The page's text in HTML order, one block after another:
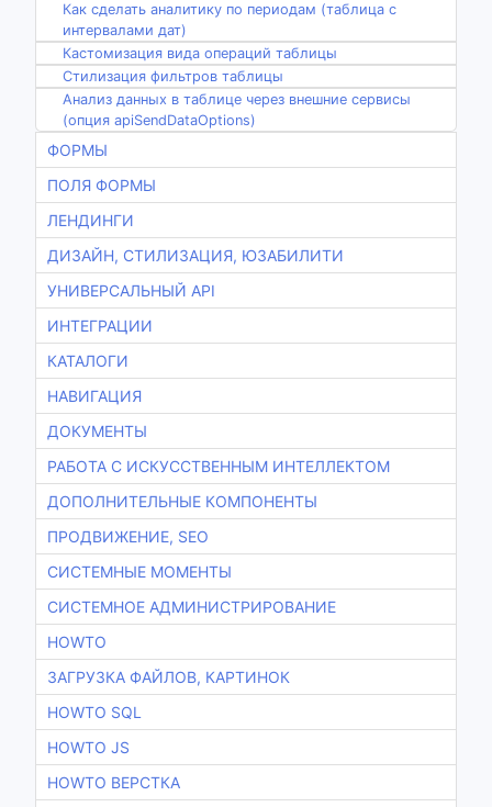
Как сделать аналитику по периодам (таблица с
интервалами дат)
Кастомизация вида операций таблицы
Стилизация фильтров таблицы
Анализ данных в таблице через внешние сервисы
(опция apiSendDataOptions)
ФОРМЫ
ПОЛЯ ФОРМЫ
ЛЕНДИНГИ
ДИЗАЙН, СТИЛИЗАЦИЯ, ЮЗАБИЛИТИ
УНИВЕРСАЛЬНЫЙ API
ИНТЕГРАЦИИ
КАТАЛОГИ
НАВИГАЦИЯ
ДОКУМЕНТЫ
РАБОТА С ИСКУССТВЕННЫМ ИНТЕЛЛЕКТОМ
ДОПОЛНИТЕЛЬНЫЕ КОМПОНЕНТЫ
ПРОДВИЖЕНИЕ, SEO
СИСТЕМНЫЕ МОМЕНТЫ
СИСТЕМНОЕ АДМИНИСТРИРОВАНИЕ
HOWTO
ЗАГРУЗКА ФАЙЛОВ, КАРТИНОК
HOWTO SQL
HOWTO JS
HOWTO ВЕРСТКА